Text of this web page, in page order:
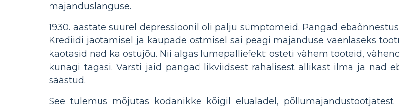
majanduslanguse.
1930. aastate suurel depressioonil oli palju sümptomeid. Pangad
Krediidi jaotamisel ja kaupade ostmisel sai peagi majanduse vaenlaseks
kaotasid nad ka ostujõu. Nii algas lumepalliefekt: osteti vähem tooteid,
kunagi tagasi. Varsti jäid pangad likviidsest rahalisest allikast ilma ja nad
säästud.
See tulemus mõjutas kodanikke kõigil elualadel,